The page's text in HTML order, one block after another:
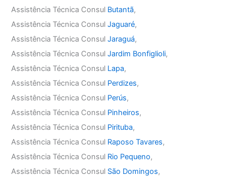
Assistência Técnica Consul Butantã,
Assistência Técnica ConsulJaguaré,
Assistência Técnica ConsulJaraguá,
Assistência Técnica ConsulJardim Bonfiglioli,
Assistência Técnica Consul Lapa,
Assistência Técnica Consul Perdizes,
Assistência Técnica Consul Perús,
Assistência Técnica Consul Pinheiros,
Assistência Técnica Consul Pirituba,
Assistência Técnica Consul Raposo Tavares,
Assistência Técnica Consul Rio Pequeno,
Assistência Técnica Consul São Domingos,